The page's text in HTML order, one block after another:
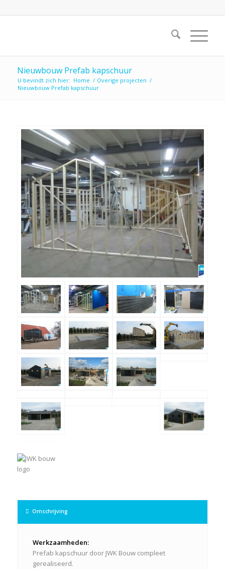
Nieuwbouw Prefab kapschuur
U bevindt zich hier: Home / Overige projecten /
Nieuwbouw Prefab kapschuur
Omschrijving
Werkzaamheden:
Prefab kapschuur door JWK Bouw compleet
gerealiseerd.